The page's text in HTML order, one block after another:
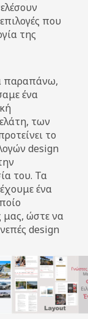
που
της
παραπάνω,
ένα
των
το
design
του. Τα
ένα
μας, ώστε να
design